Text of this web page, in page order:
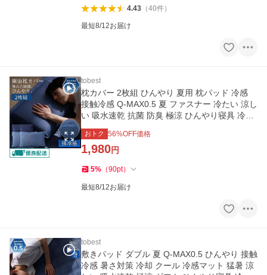
4.43（40件）
最短8/12お届け
tobest
枕カバー 2枚組 ひんやり 夏用 枕パッド 冷感
接触冷感 Q-MAX0.5 夏 ファスナー 冷たい 涼し
い 吸水速乾 抗菌 防臭 極涼 ひんやり寝具 冷感
寝具
おトク 56%OFF価格
1,980円
5% （90pt）
最短8/12お届け
tobest
敷きパッド ダブル 夏 Q-MAX0.5 ひんやり 接触
冷感 暑さ対策 冷却 クール 冷感マット 猛暑 涼